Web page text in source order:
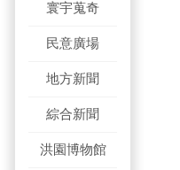
寰宇蒐奇
民意廣場
地方新聞
綜合新聞
洪園博物館